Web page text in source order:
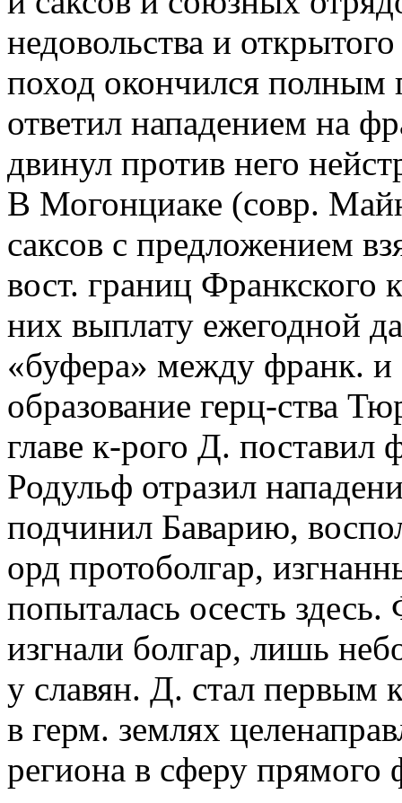
недовольства и
поход окончился
ответил нападением на
двинул против него
В Могонциаке (совр.
саксов с предложением
вост. границ Франкского
них выплату ежегодной
«буфера» между франк. и
образование герц-ства
главе к-рого Д. поставил
Родульф отразил
подчинил Баварию,
орд протоболгар,
попыталась осесть
изгнали болгар, лишь
у славян. Д. стал первым
в герм. землях
региона в сферу прямого